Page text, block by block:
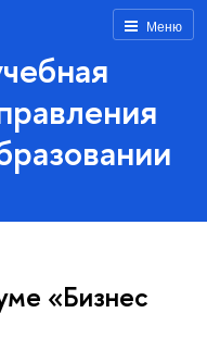
Меню
«Бизнес